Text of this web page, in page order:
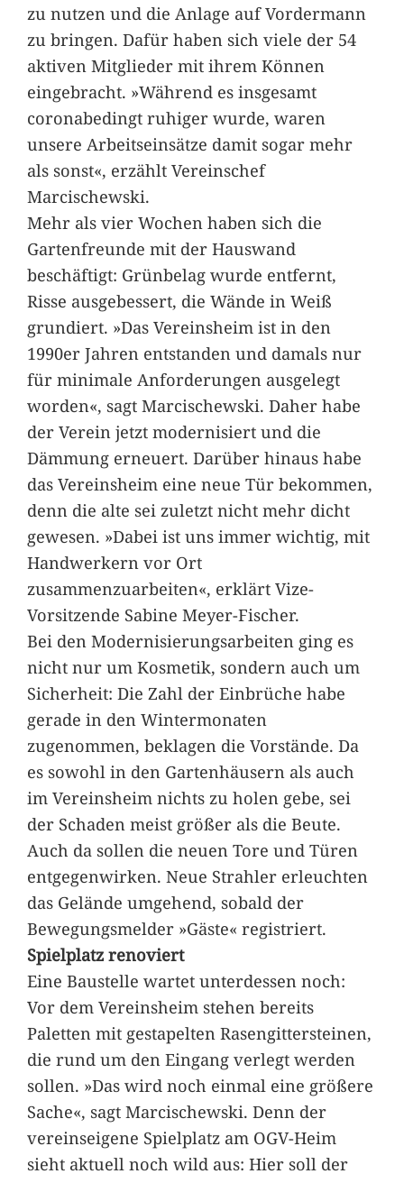
zu nutzen und die Anlage auf Vordermann
zu bringen. Dafür haben sich viele der 54
aktiven Mitglieder mit ihrem Können
eingebracht. »Während es insgesamt
coronabedingt ruhiger wurde, waren
unsere Arbeitseinsätze damit sogar mehr
als sonst«, erzählt Vereinschef
Marcischewski.
Mehr als vier Wochen haben sich die
Gartenfreunde mit der Hauswand
beschäftigt: Grünbelag wurde entfernt,
Risse ausgebessert, die Wände in Weiß
grundiert. »Das Vereinsheim ist in den
1990er Jahren entstanden und damals nur
für minimale Anforderungen ausgelegt
worden«, sagt Marcischewski. Daher habe
der Verein jetzt modernisiert und die
Dämmung erneuert. Darüber hinaus habe
das Vereinsheim eine neue Tür bekommen,
denn die alte sei zuletzt nicht mehr dicht
gewesen. »Dabei ist uns immer wichtig, mit
Handwerkern vor Ort
zusammenzuarbeiten«, erklärt Vize-
Vorsitzende Sabine Meyer-Fischer.
Bei den Modernisierungsarbeiten ging es
nicht nur um Kosmetik, sondern auch um
Sicherheit: Die Zahl der Einbrüche habe
gerade in den Wintermonaten
zugenommen, beklagen die Vorstände. Da
es sowohl in den Gartenhäusern als auch
im Vereinsheim nichts zu holen gebe, sei
der Schaden meist größer als die Beute.
Auch da sollen die neuen Tore und Türen
entgegenwirken. Neue Strahler erleuchten
das Gelände umgehend, sobald der
Bewegungsmelder »Gäste« registriert.
Spielplatz renoviert
Eine Baustelle wartet unterdessen noch:
Vor dem Vereinsheim stehen bereits
Paletten mit gestapelten Rasengittersteinen,
die rund um den Eingang verlegt werden
sollen. »Das wird noch einmal eine größere
Sache«, sagt Marcischewski. Denn der
vereinseigene Spielplatz am OGV-Heim
sieht aktuell noch wild aus: Hier soll der